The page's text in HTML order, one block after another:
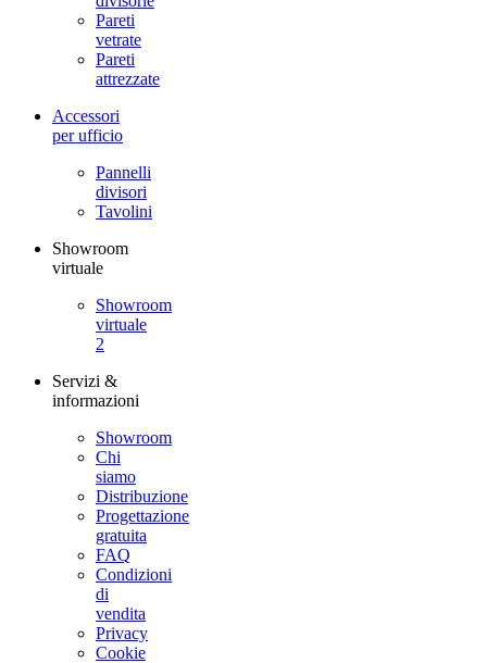
Pareti
vetrate
Pareti
attrezzate
Accessori
per ufficio
Pannelli
divisori
Tavolini
Showroom
virtuale
Showroom
virtuale
2
Servizi &
informazioni
Showroom
Chi
siamo
Distribuzione
Progettazione
gratuita
FAQ
Condizioni
di
vendita
Privacy
Cookie